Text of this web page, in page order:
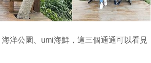
洋公園、umi海鮮，這三個通通可以看見